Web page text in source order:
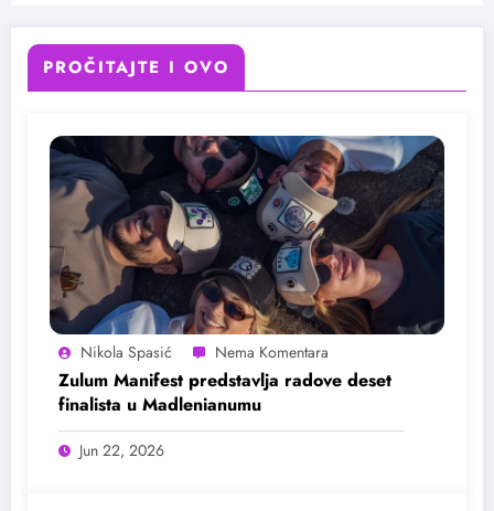
PROČITAJTE I OVO
Nikola Spasić
Zulum Manifest predstavlja radove deset
finalista u Madlenianumu
Jun 22, 2026